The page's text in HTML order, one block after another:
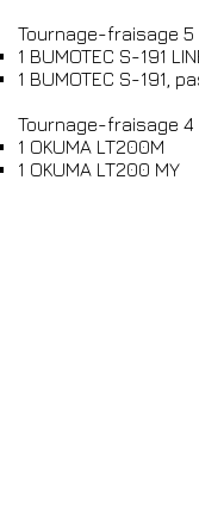
Tournage-fraisage
1 BUMOTEC S-191
1 BUMOTEC S-191,
Tournage-fraisage
1 OKUMA LT200M
1 OKUMA LT200 MY